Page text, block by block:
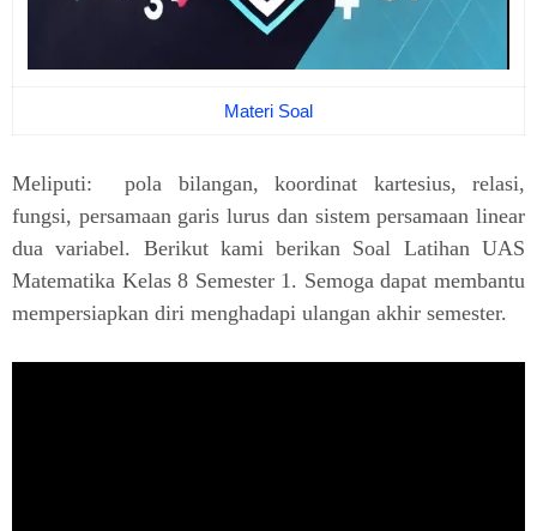
Materi Soal
Meliputi: pola bilangan, koordinat kartesius, relasi,
fungsi, persamaan garis lurus dan sistem persamaan linear
dua variabel. Berikut kami berikan Soal Latihan UAS
Matematika Kelas 8 Semester 1. Semoga dapat membantu
mempersiapkan diri menghadapi ulangan akhir semester.